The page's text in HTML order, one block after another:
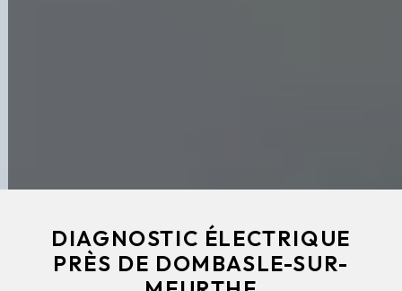
DIAGNOSTIC ÉLECTRIQUE
PRÈS DE DOMBASLE-SUR-